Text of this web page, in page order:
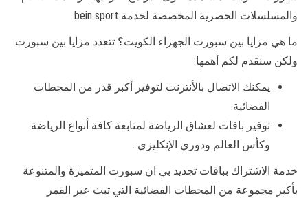
والمسلسلات الحصرية المخصصة لخدمة bein sport
ما هي مزايا بين سبورت الجهراء الكويت؟ تتعدد مزايا بين سبورت
ولكن سنقدم لكم أهمها:
يمكنك الاتصال بالأنترنت لتوفير أكبر قدر من المحطات
الفضائية.
توفير باقات لعشاق الرياضة لمتابعة كافة أنواع الرياضة
وكأس العالم ودوري الإنكليزي .
خدمة الاشتراك بباقات تجديد بي ان سبورت المتميزة والمتنوعة
بأكبر مجموعة من المحطات الفضائية التي تبث عبر القمر